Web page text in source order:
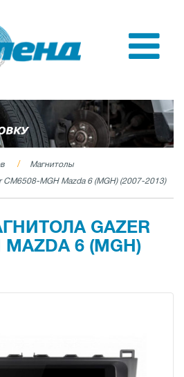
Магнитолы
CM6508-MGH Mazda 6 (MGH) (2007-2013)
GAZER
6 (MGH)